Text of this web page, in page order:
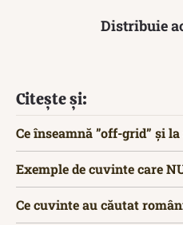
Distribuie
Citește și:
Ce înseamnă ”off-grid” și la
Exemple de cuvinte care
Ce cuvinte au căutat